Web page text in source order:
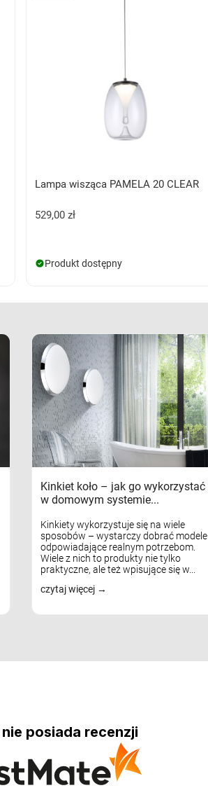
Lampa wisząca PAMELA 20 CLEAR
529,00 zł
Produkt dostępny
Kinkiet koło – jak go wykorzystać
w domowym systemie...
Kinkiety wykorzystuje się na wiele
sposobów – wystarczy dobrać modele
odpowiadające realnym potrzebom.
Wiele z nich to produkty nie tylko
praktyczne, ale też wpisujące się w...
czytaj więcej
posiada recenzji